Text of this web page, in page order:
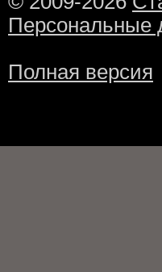
Персональные
Полная версия